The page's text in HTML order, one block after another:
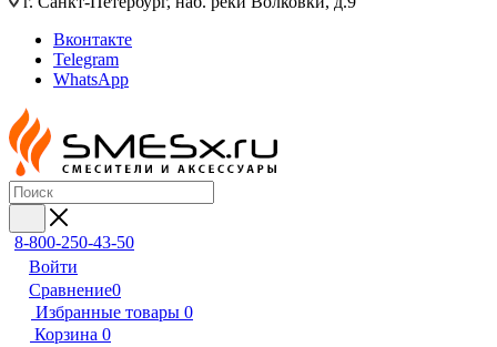
Вконтакте
Telegram
WhatsApp
8-800-250-43-50
Войти
Сравнение0
Избранные товары 0
Корзина 0